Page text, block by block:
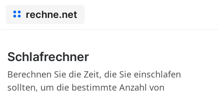
rechne.net
Schlafrechner
Berechnen Sie die Zeit, die Sie einschlafen
sollten, um die bestimmte Anzahl von